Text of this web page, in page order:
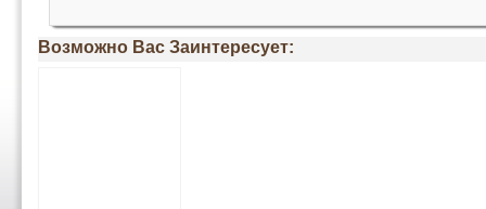
Возможно Вас Заинтересует: